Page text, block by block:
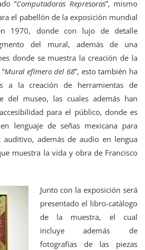
“Computadoras Represoras”, mismo
el pabellón de la exposición mundial
1970, donde con lujo de detalle
del mural, además de una
donde se muestra la creación de la
Mural efímero del 68”, esto también ha
a la creación de herramientas de
del museo, las cuales además han
para el público, donde es
lenguaje de señas mexicana para
auditivo, además de audio en lengua
muestra la vida y obra de Francisco
Junto con la exposición será
presentado el libro-catálogo
de la muestra, el cual
incluye además de
fotografías de las piezas